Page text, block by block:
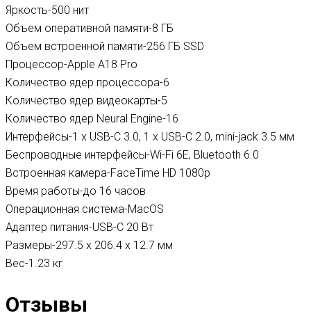
Яркость-500 нит
Объем оперативной памяти-8 ГБ
Объем встроенной памяти-256 ГБ SSD
Процессор-Apple A18 Pro
Количество ядер процессора-6
Количество ядер видеокарты-5
Количество ядер Neural Engine-16
Интерфейсы-1 х USB-C 3.0, 1 х USB-C 2.0, mini-jack 3.5 мм
Беспроводные интерфейсы-Wi-Fi 6E, Bluetooth 6.0
Встроенная камера-FaceTime HD 1080p
Время работы-до 16 часов
Операционная система-MacOS
Адаптер питания-USB-C 20 Вт
Размеры-297.5 х 206.4 х 12.7 мм
Вес-1.23 кг
Отзывы